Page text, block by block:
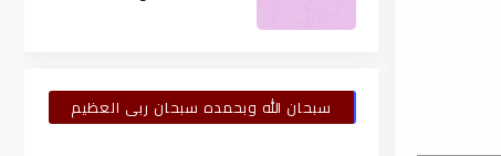
سبحان الله وبحمده سبحان ربى العظيم